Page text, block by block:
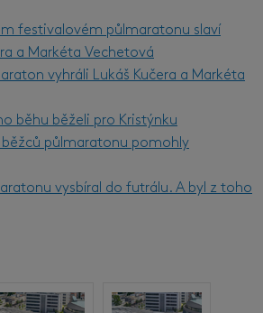
festivalovém půlmaratonu slaví
a Markéta Vechetová
vyhráli Lukáš Kučera a Markéta
běhu běželi pro Kristýnku
půlmaratonu pomohly
vysbíral do futrálu. A byl z toho